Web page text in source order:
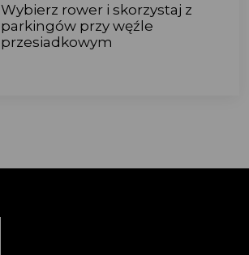
Wybierz rower i skorzystaj z
parkingów przy węźle
przesiadkowym